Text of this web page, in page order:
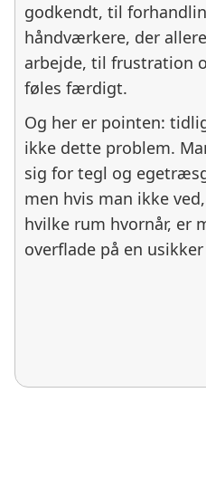
godkendt, til
håndværkere, der
arbejde, til frustration
føles færdigt.
Og her er pointen:
ikke dette problem.
sig for tegl og
men hvis man ikke
hvilke rum hvornår, er
overflade på en